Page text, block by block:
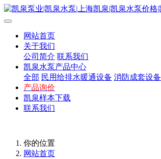
网站首页
关于我们
公司简介 联系我们
凯泉水泵产品中心
全部 民用给排水暖通设备 消防成套设备
产品询价
凯泉样本下载
联系我们
你的位置
网站首页